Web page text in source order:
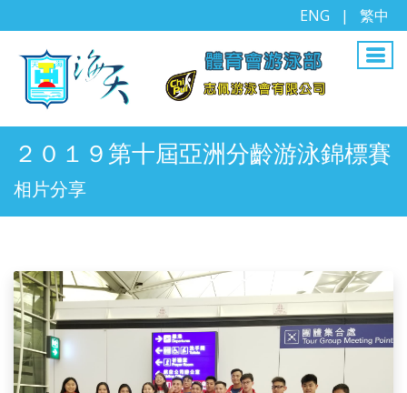
ENG | 繁中
２０１９第十屆亞洲分齡游泳錦標賽
相片分享